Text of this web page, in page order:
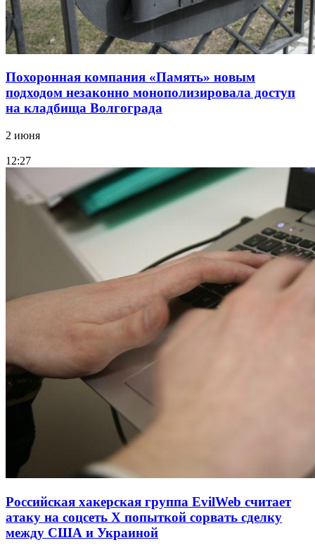
Похоронная компания «Память» новым
подходом незаконно монополизировала доступ
на кладбища Волгограда
2 июня
12:27
Российская хакерская группа EvilWeb считает
атаку на соцсеть Х попыткой сорвать сделку
между США и Украиной